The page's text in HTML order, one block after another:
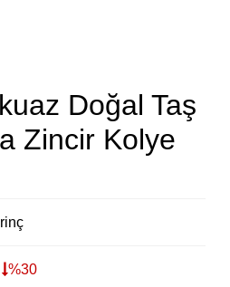
Doğal Taş
Zincir Kolye
%30